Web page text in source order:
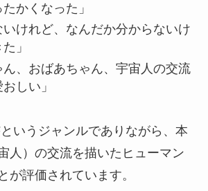
かくなった」
いけれど、なんだか分からないけ
」
ん、おばあちゃん、宇宙人の交流
しい」
いうジャンルでありながら、本
人）の交流を描いたヒューマン
が評価されています。